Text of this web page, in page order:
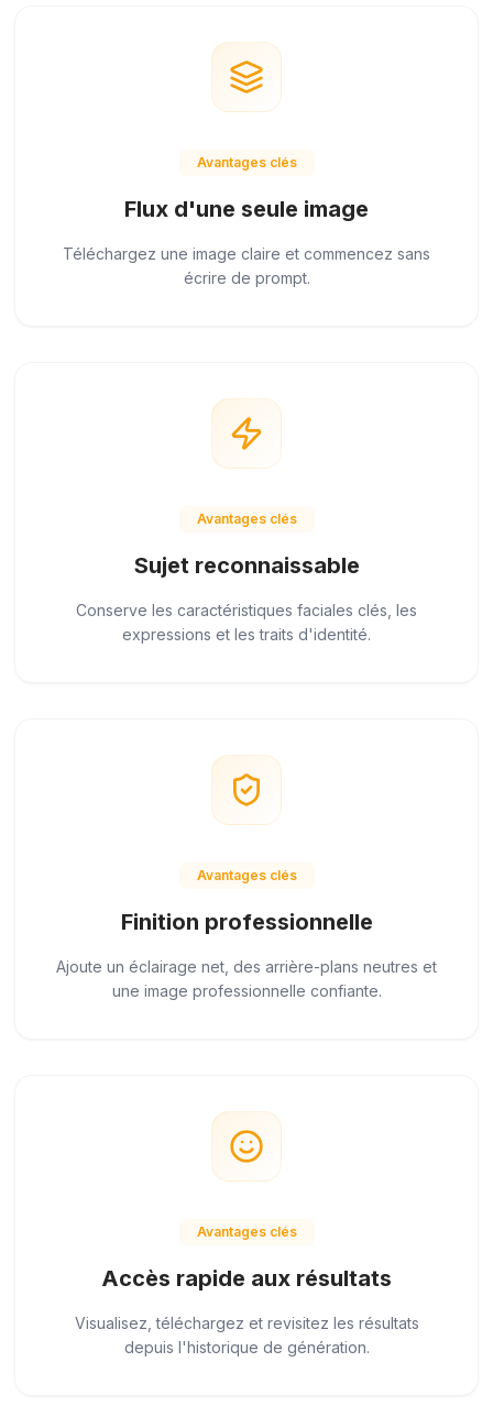
Avantages clés
Flux d'une seule image
Téléchargez une image claire et commencez sans
écrire de prompt.
Avantages clés
Sujet reconnaissable
Conserve les caractéristiques faciales clés, les
expressions et les traits d'identité.
Avantages clés
Finition professionnelle
Ajoute un éclairage net, des arrière-plans neutres et
une image professionnelle confiante.
Avantages clés
Accès rapide aux résultats
Visualisez, téléchargez et revisitez les résultats
depuis l'historique de génération.